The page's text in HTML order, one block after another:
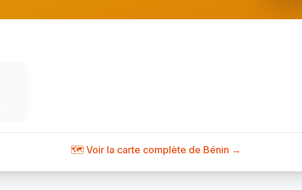
🗺️ Voir la carte complète de Bénin →